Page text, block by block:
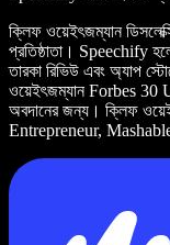
ক্লিফ ওয়েইৎজম্যান
প্রতিষ্ঠাতা। Speechify
তারকা রিভিউ এবং অ্যাপ
ওয়েইৎজম্যান Forbes 30
অবদানের জন্য। ক্লিফ
Entrepreneur, Mashable-